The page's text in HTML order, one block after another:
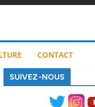
CONTACT
SUIVEZ-NOUS